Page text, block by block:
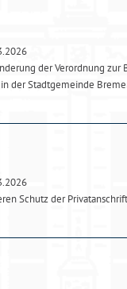
der Verordnung
der Stadtgemeinde
Schutz der